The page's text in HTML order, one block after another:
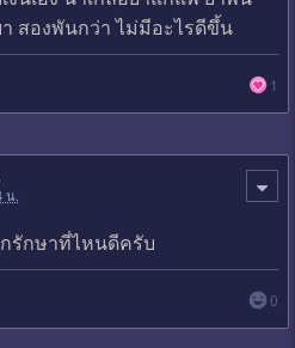
สองพันกว่า ไม่มีอะไรดีขึ้น
1
น.
รักษาที่ไหนดีครับ
0